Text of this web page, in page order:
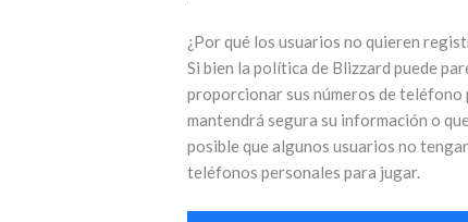
¿Por qué los usuarios no quieren
Si bien la política de Blizzard puede
proporcionar sus números de teléfono
mantendrá segura su información o
posible que algunos usuarios no
teléfonos personales para jugar.